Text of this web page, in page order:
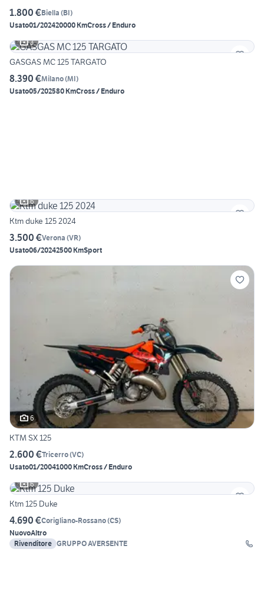
1.800 €Biella (BI)
Usato01/202420000 KmCross / Enduro
3
GASGAS MC 125 TARGATO
8.390 €Milano(MI)
Usato05/202580 KmCross / Enduro
6
Ktm duke 125 2024
3.500 €Verona (VR)
Usato06/20242500 KmSport
6
KTM SX 125
2.600 €Tricerro(VC)
Usato01/20041000 KmCross / Enduro
6
Ktm 125 Duke
4.690 €Corigliano-Rossano(CS)
NuovoAltro
Rivenditore GRUPPO AVERSENTE